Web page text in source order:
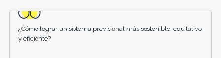
¿Cómo lograr un sistema previsional más sostenible, equitativo
y eficiente?